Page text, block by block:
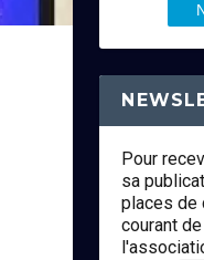
Pour
sa
places de
courant